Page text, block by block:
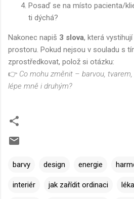
Posaď se na místo pacienta/
ti dýchá?
Nakonec napiš 3 slova, která
prostoru. Pokud nejsou v souladu s
zprostředkovat, polož si otázku:
👉 Co mohu změnit – barvou,
lépe mně i druhým?
barvy design energie
interiér jak zařídit ordinaci